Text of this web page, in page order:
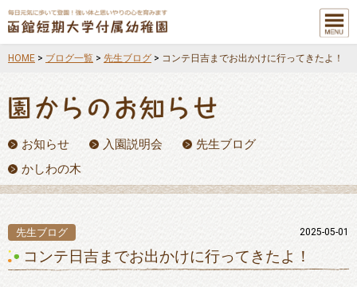
メニュ
ー
HOME > ブログ一覧 > 先生ブログ > コンテ日吉までお出かけに行ってきたよ！
お知らせ 入園説明会
先生ブログ
かしわの木
先生ブログ 2025-05-01
コンテ日吉までお出かけに行ってきたよ！